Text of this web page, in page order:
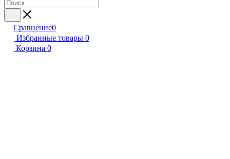
Сравнение0
Избранные товары 0
Корзина 0